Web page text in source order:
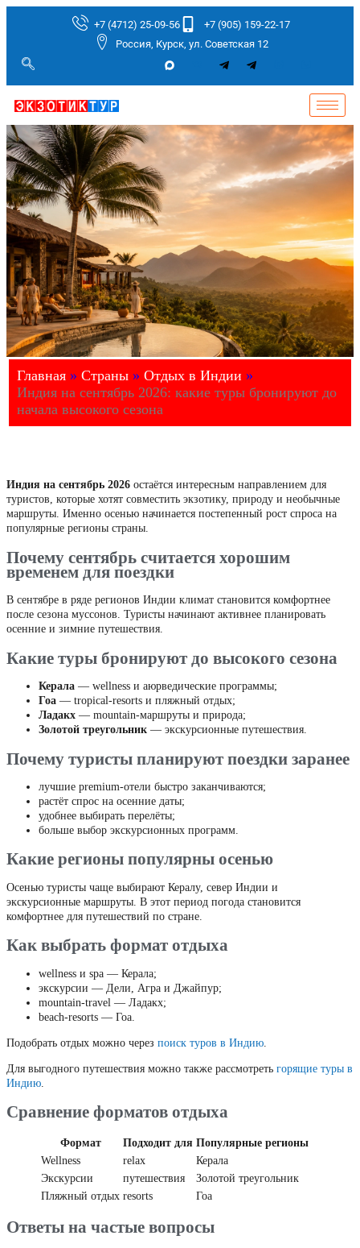
+7 (4712) 25-09-56
+7 (905) 159-22-17
Россия, Курск, ул. Советская 12
Главная » Страны » Отдых в Индии »
Индия на сентябрь 2026: какие туры бронируют до
начала высокого сезона
Индия на сентябрь 2026 остаётся интересным направлением для
туристов, которые хотят совместить экзотику, природу и необычные
маршруты. Именно осенью начинается постепенный рост спроса на
популярные регионы страны.
Почему сентябрь считается хорошим
временем для поездки
В сентябре в ряде регионов Индии климат становится комфортнее
после сезона муссонов. Туристы начинают активнее планировать
осенние и зимние путешествия.
Какие туры бронируют до высокого сезона
Керала — wellness и аюрведические программы;
Гоа — tropical-resorts и пляжный отдых;
Ладакх — mountain-маршруты и природа;
Золотой треугольник — экскурсионные путешествия.
Почему туристы планируют поездки заранее
лучшие premium-отели быстро заканчиваются;
растёт спрос на осенние даты;
удобнее выбирать перелёты;
больше выбор экскурсионных программ.
Какие регионы популярны осенью
Осенью туристы чаще выбирают Кералу, север Индии и
экскурсионные маршруты. В этот период погода становится
комфортнее для путешествий по стране.
Как выбрать формат отдыха
wellness и spa — Керала;
экскурсии — Дели, Агра и Джайпур;
mountain-travel — Ладакх;
beach-resorts — Гоа.
Подобрать отдых можно через поиск туров в Индию
Для выгодного путешествия можно также рассмотреть горящие туры в
Индию
Сравнение форматов отдыха
Формат Подходит для Популярные регионы
Wellness
relax
Керала
Экскурсии
путешествия
Золотой треугольник
Пляжный отдых resorts Гоа
Ответы на частые вопросы